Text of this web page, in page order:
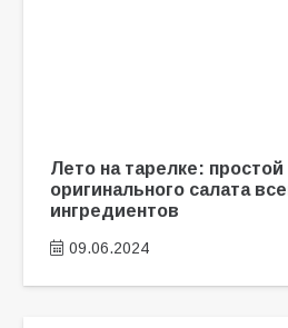
Лето на тарелке:
оригинального салата
ингредиентов
09.06.2024